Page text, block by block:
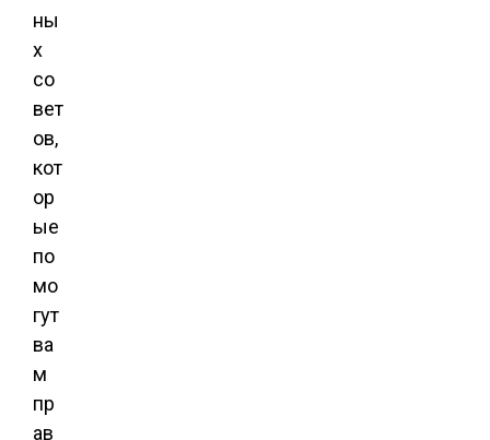
ны
х
со
вет
ов,
кот
ор
ые
по
мо
гут
ва
м
пр
ав